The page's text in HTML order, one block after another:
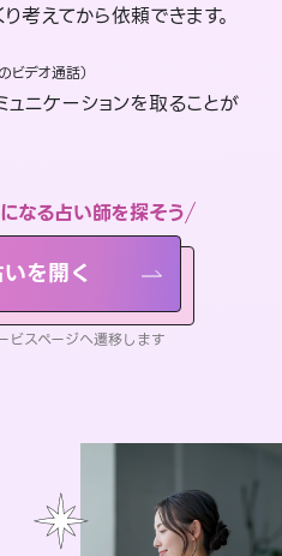
考えてから依頼できます。
ビデオ通話）
ニケーションを取ることが
なる占い師を探そう
を開く
スページへ遷移します